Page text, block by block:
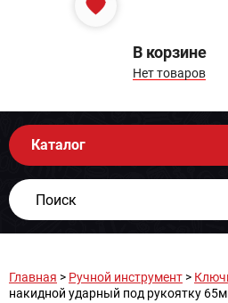
В корзине
Нет товаров
Каталог
Главная > Ручной инструмент >
накидной ударный под рукоятку